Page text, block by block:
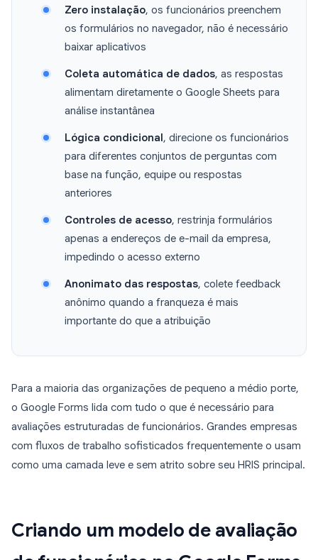
Zero instalação, os funcionários preenchem
os formulários no navegador, não é necessário
baixar aplicativos
Coleta automática de dados, as respostas
alimentam diretamente o Google Sheets para
análise instantânea
Lógica condicional , direcione os funcionários
para diferentes conjuntos de perguntas com
base na função, equipe ou respostas
anteriores
Controles de acesso, restrinja formulários
apenas a endereços de e-mail da empresa,
impedindo o acesso externo
Anonimato das respostas, colete feedback
anônimo quando a franqueza é mais
importante do que a atribuição
Para a maioria das organizações de pequeno a médio porte,
o Google Forms lida com tudo o que é necessário para
avaliações estruturadas de funcionários. Grandes empresas
com fluxos de trabalho sofisticados frequentemente o usam
como uma camada leve e sem atrito sobre seu HRIS principal.
Criando um modelo de avaliação